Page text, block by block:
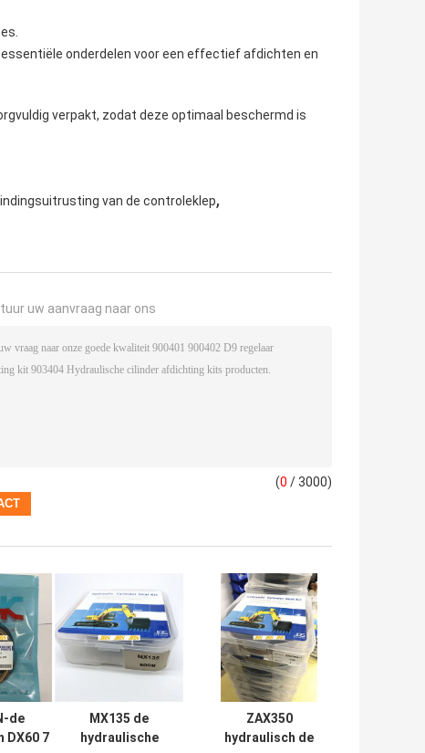
onderdelen voor een effectief afdichten en
verpakt, zodat deze optimaal beschermd is
van de controleklep,
uw aanvraag naar ons
(0 / 3000)
de
DX60 7
MX135 de
hydraulische
ZAX350
hydraulisch de